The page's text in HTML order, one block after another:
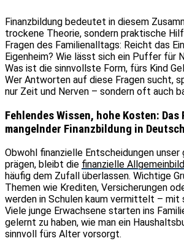
Finanzbildung bedeutet in diesem
trockene Theorie, sondern praktische
Fragen des Familienalltags: Reicht das
Eigenheim? Wie lässt sich ein Puffer für
Was ist die sinnvollste Form, fürs Kind
Wer Antworten auf diese Fragen sucht,
nur Zeit und Nerven – sondern oft auch
Fehlendes Wissen, hohe Kosten: Das
mangelnder Finanzbildung in
Obwohl finanzielle Entscheidungen unser
prägen, bleibt die finanzielle
häufig dem Zufall überlassen. Wichtige
Themen wie Krediten, Versicherungen
werden in Schulen kaum vermittelt – mit
Viele junge Erwachsene starten ins
gelernt zu haben, wie man ein
sinnvoll fürs Alter vorsorgt.